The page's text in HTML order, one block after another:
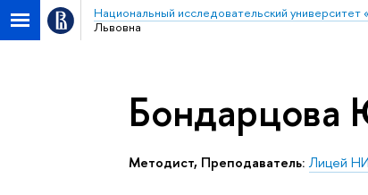
Национальный исследовательский университет
Львовна
Бондарцова
Методист, Преподаватель: Лицей